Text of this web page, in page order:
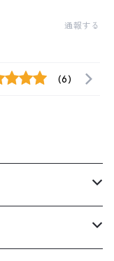
通報する
(6)